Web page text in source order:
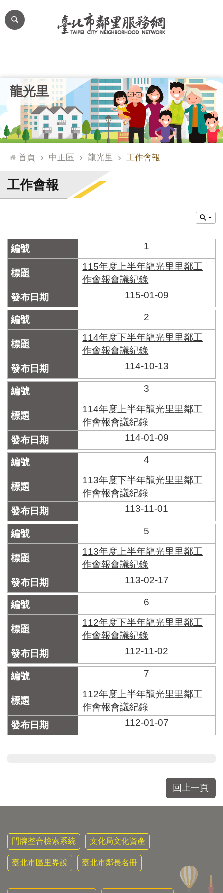
跳到主要內容區塊
網
站
台
通
臺
北
市
門
牌
合
索
系
統
化
文
化
資
產
臺
市
區
里
界
北
市
鄰
長
冊
龍光里
首頁 中正區 龍光里 工作會報
工作會報
1
115年度上半年龍光里里鄰工
作會報會議紀錄
115-01-09
2
114年度下半年龍光里里鄰工
作會報會議紀錄
114-10-13
3
114年度上半年龍光里里鄰工
作會報會議紀錄
114-01-09
4
113年度下半年龍光里里鄰工
作會報會議紀錄
113-11-01
5
113年度上半年龍光里里鄰工
作會報會議紀錄
113-02-17
6
112年度下半年龍光里里鄰工
作會報會議紀錄
112-11-02
7
112年度上半年龍光里里鄰工
作會報會議紀錄
112-01-07
回上一頁
門牌整合檢索系統 文化局文化資產
臺北市區里界說 臺北市鄰長名冊